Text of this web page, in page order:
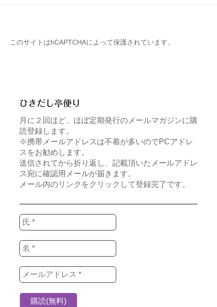
このサイトはhCAPTCHAによって保護されています。
ひきだし亭便り
月に２回ほど、ほぼ定期発行のメールマガジンに購
読登録します。
※携帯メールアドレスは不着が多いのでPCアドレ
スをお勧めします。
送信されてから折り返し、記載頂いたメールアドレ
ス宛に確認用メールが届きます。
メール内のリンクをクリックして登録完了です。